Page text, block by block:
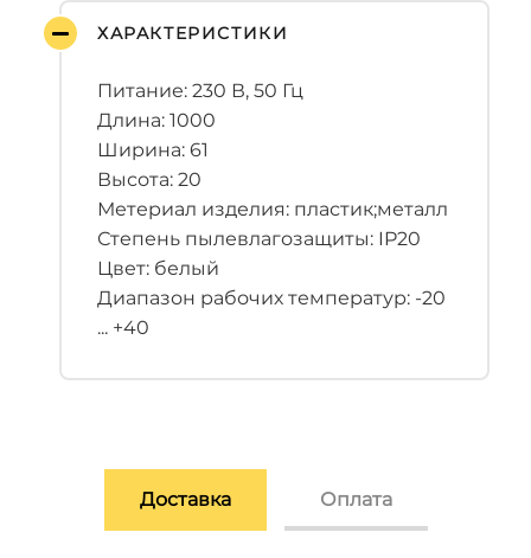
ХАРАКТЕРИСТИКИ
Питание: 230 В, 50 Гц
Длина: 1000
Ширина: 61
Высота: 20
Метериал изделия: пластик;металл
Степень пылевлагозащиты: IP20
Цвет: белый
Диапазон рабочих температур: -20
... +40
Доставка Оплата